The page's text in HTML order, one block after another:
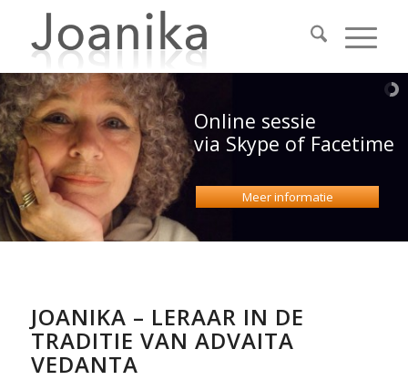
Online sessie
via Skype of Facetime
Meer informatie
JOANIKA – LERAAR IN DE
TRADITIE VAN ADVAITA
VEDANTA